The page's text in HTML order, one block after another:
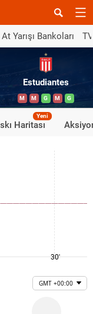
At Yarışı Bankoları
Estudiantes
M M G M G
Haritası
Yeni
30'
GMT +00:00